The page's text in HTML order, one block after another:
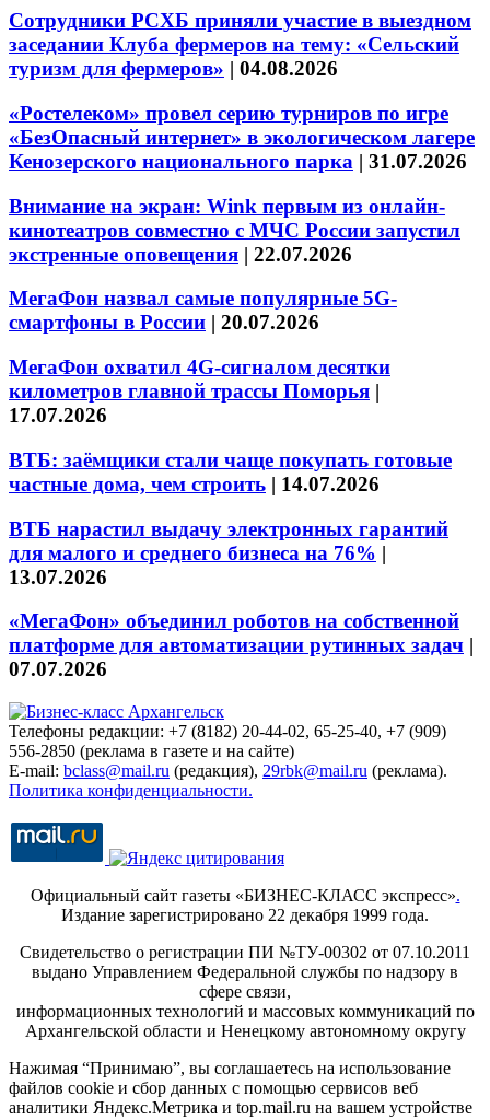
Сотрудники РСХБ приняли участие в выездном
заседании Клуба фермеров на тему: «Сельский
туризм для фермеров» | 04.08.2026
«Ростелеком» провел серию турниров по игре
«БезОпасный интернет» в экологическом лагере
Кенозерского национального парка | 31.07.2026
Внимание на экран: Wink первым из онлайн-
кинотеатров совместно с МЧС России запустил
экстренные оповещения | 22.07.2026
МегаФон назвал самые популярные 5G-
смартфоны в России | 20.07.2026
МегаФон охватил 4G-сигналом десятки
километров главной трассы Поморья |
17.07.2026
ВТБ: заёмщики стали чаще покупать готовые
частные дома, чем строить | 14.07.2026
ВТБ нарастил выдачу электронных гарантий
для малого и среднего бизнеса на 76% |
13.07.2026
«МегаФон» объединил роботов на собственной
платформе для автоматизации рутинных задач |
07.07.2026
Телефоны редакции: +7 (8182) 20-44-02, 65-25-40, +7 (909)
556-2850 (реклама в газете и на сайте)
E-mail: bclass@mail.ru (редакция), 29rbk@mail.ru (реклама).
Политика конфиденциальности.
Официальный сайт газеты «БИЗНЕС-КЛАСС экспресс».
Издание зарегистрировано 22 декабря 1999 года.
Свидетельство о регистрации ПИ №ТУ-00302 от 07.10.2011
выдано Управлением Федеральной службы по надзору в
сфере связи,
информационных технологий и массовых коммуникаций по
Архангельской области и Ненецкому автономному округу
Нажимая “Принимаю”, вы соглашаетесь на использование
файлов cookie и сбор данных с помощью сервисов веб
аналитики Яндекс.Метрика и top.mail.ru на вашем устройстве